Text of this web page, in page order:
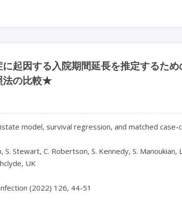
起因する入院期間延長を推定するた
法の比較★
model, survival regression, and matched
S. Stewart, C. Robertson, S. Kennedy, S. Manoukian,
UK
(2022) 126, 44-51